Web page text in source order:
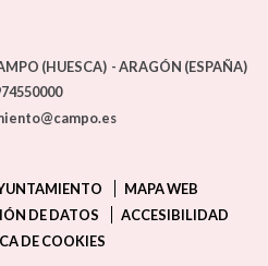
(HUESCA) - ARAGÓN (ESPAÑA)
MAPA WEB
DE DATOS
ACCESIBILIDAD
DE COOKIES